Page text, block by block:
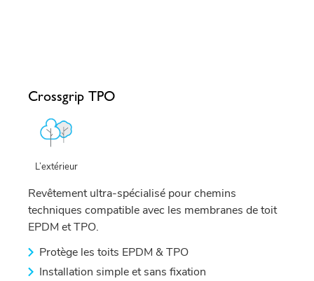
Crossgrip TPO
L’extérieur
Revêtement ultra-spécialisé pour chemins
techniques compatible avec les membranes de toit
EPDM et TPO.
Protège les toits EPDM & TPO
Installation simple et sans fixation